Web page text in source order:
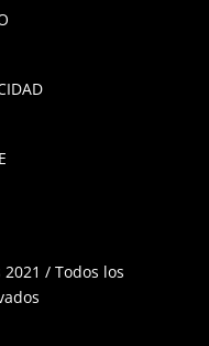
/ Todos los